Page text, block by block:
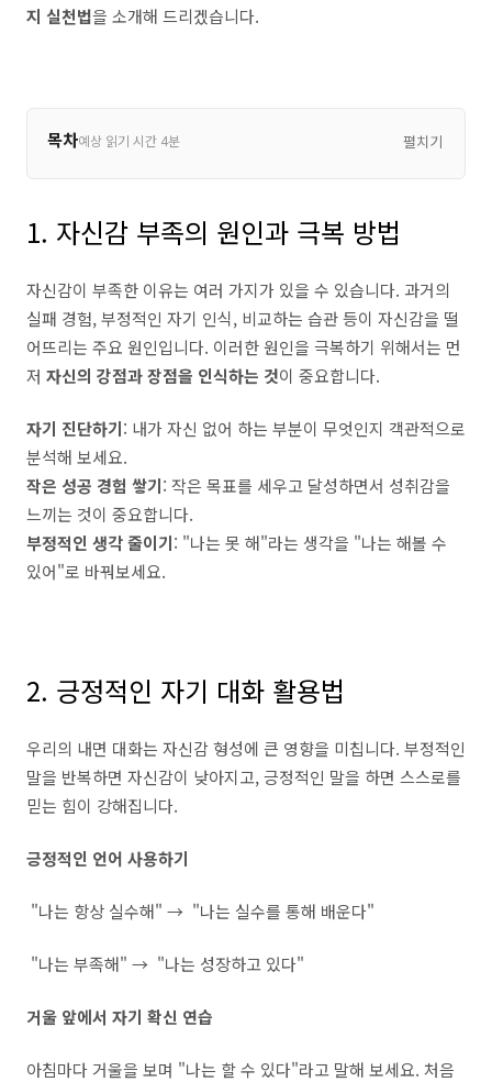
지 실천법을 소개해 드리겠습니다.
목차예상 읽기 시간 4분 펼치기
1. 자신감 부족의 원인과 극복 방법
자신감이 부족한 이유는 여러 가지가 있을 수 있습니다. 과거의
실패 경험, 부정적인 자기 인식, 비교하는 습관 등이 자신감을 떨
어뜨리는 주요 원인입니다. 이러한 원인을 극복하기 위해서는 먼
저 자신의 강점과 장점을 인식하는 것이 중요합니다.
자기 진단하기: 내가 자신 없어 하는 부분이 무엇인지 객관적으로
분석해 보세요.
작은 성공 경험 쌓기: 작은 목표를 세우고 달성하면서 성취감을
느끼는 것이 중요합니다.
부정적인 생각 줄이기: "나는 못 해"라는 생각을 "나는 해볼 수
있어"로 바꿔보세요.
2. 긍정적인 자기 대화 활용법
우리의 내면 대화는 자신감 형성에 큰 영향을 미칩니다. 부정적인
말을 반복하면 자신감이 낮아지고, 긍정적인 말을 하면 스스로를
믿는 힘이 강해집니다.
긍정적인 언어 사용하기
"나는 항상 실수해" → "나는 실수를 통해 배운다"
"나는 부족해" → "나는 성장하고 있다"
거울 앞에서 자기 확신 연습
아침마다 거울을 보며 "나는 할 수 있다"라고 말해 보세요. 처음